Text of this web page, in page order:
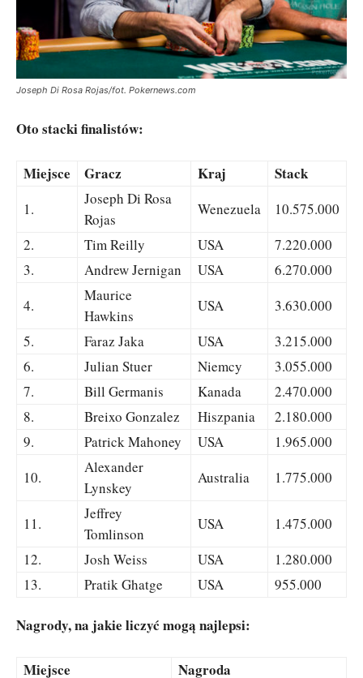
Joseph Di Rosa Rojas/fot. Pokernews.com
Oto stacki finalistów:
Miejsce Gracz Kraj Stack
1.
Joseph Di Rosa
Rojas
Wenezuela
10.575.000
2.
Tim Reilly USA
7.220.000
3.
Andrew Jernigan USA
6.270.000
4.
Maurice
Hawkins
USA
3.630.000
5.
Faraz Jaka USA
3.215.000
6.
Julian Stuer Niemcy
3.055.000
7.
Bill Germanis Kanada
2.470.000
8.
Breixo Gonzalez Hiszpania
2.180.000
9.
Patrick Mahoney USA
1.965.000
10.
Alexander
Lynskey
Australia 1.775.000
11.
Jeffrey
Tomlinson
USA
1.475.000
12.
Josh Weiss USA
1.280.000
13.
Pratik Ghatge USA 955.000
Nagrody, na jakie liczyć mogą najlepsi:
Miejsce Nagroda